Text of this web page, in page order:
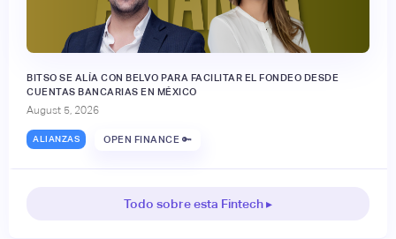
BITSO SE ALÍA CON BELVO PARA FACILITAR EL FONDEO DESDE
CUENTAS BANCARIAS EN MÉXICO
August 5, 2026
ALIANZAS OPEN FINANCE 🔑
Todo sobre esta Fintech ▸